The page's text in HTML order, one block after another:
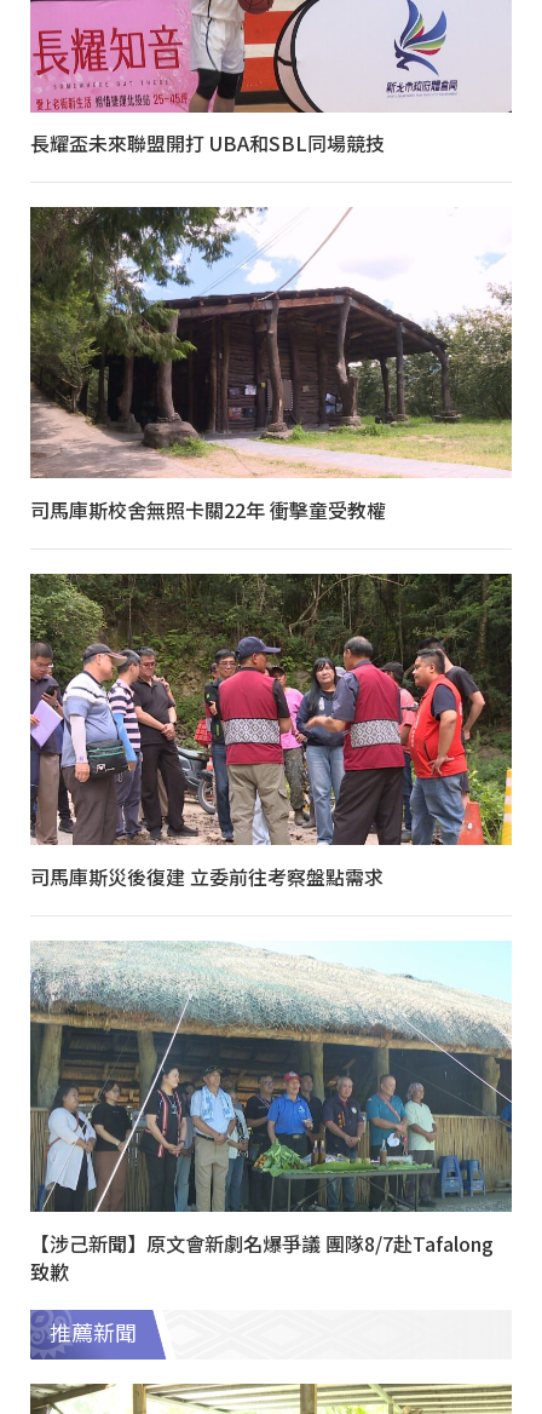
長耀盃未來聯盟開打 UBA和SBL同場競技
司馬庫斯校舍無照卡關22年 衝擊童受教權
司馬庫斯災後復建 立委前往考察盤點需求
【涉己新聞】原文會新劇名爆爭議 團隊8/7赴Tafalong
致歉
推薦新聞